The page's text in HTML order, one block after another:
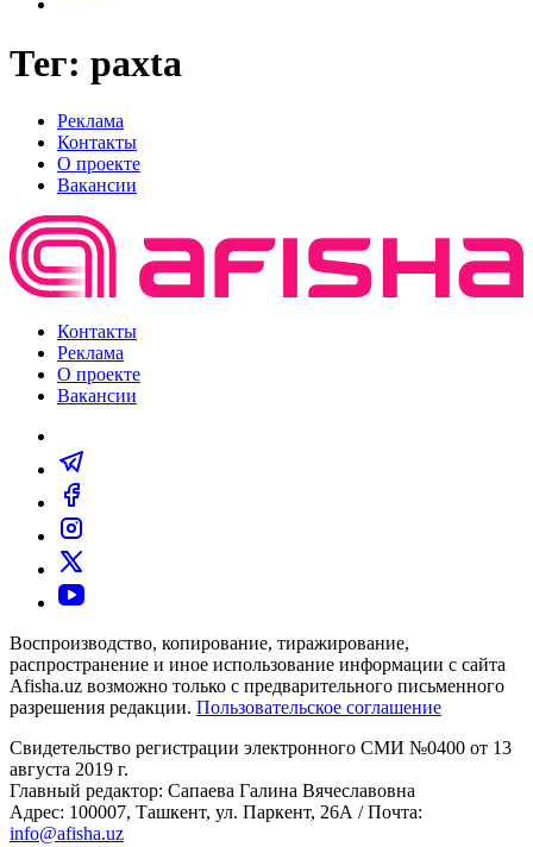
Тег: paxta
Реклама
Контакты
О проекте
Вакансии
Контакты
Реклама
О проекте
Вакансии
Воспроизводство, копирование, тиражирование,
распространение и иное использование информации с сайта
Afisha.uz возможно только с предварительного письменного
разрешения редакции. Пользовательское соглашение
Свидетельство регистрации электронного СМИ №0400 от 13
августа 2019 г.
Главный редактор: Сапаева Галина Вячеславовна
Адрес: 100007, Ташкент, ул. Паркент, 26А / Почта:
info@afisha.uz